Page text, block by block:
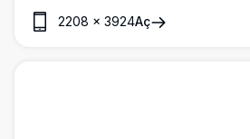
2208 × 3924Aç